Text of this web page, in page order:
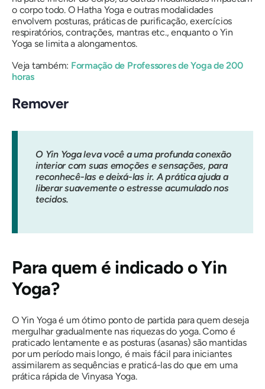
o corpo todo. O Hatha Yoga e outras modalidades
envolvem posturas, práticas de purificação, exercícios
respiratórios, contrações, mantras etc., enquanto o Yin
Yoga se limita a alongamentos.
Veja também: Formação de Professores de Yoga de 200
horas
Remover
O Yin Yoga leva você a uma profunda conexão
interior com suas emoções e sensações, para
reconhecê-las e deixá-las ir. A prática ajuda a
liberar suavemente o estresse acumulado nos
tecidos.
Para quem é indicado o Yin
Yoga?
O Yin Yoga é um ótimo ponto de partida para quem deseja
mergulhar gradualmente nas riquezas do yoga. Como é
praticado lentamente e as posturas (asanas) são mantidas
por um período mais longo, é mais fácil para iniciantes
assimilarem as sequências e praticá-las do que em uma
prática rápida de Vinyasa Yoga.